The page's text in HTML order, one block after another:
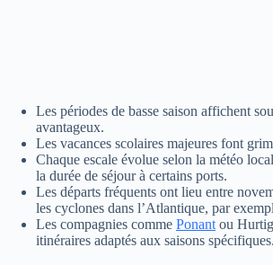
Les périodes de basse saison affichent
avantageux.
Les vacances scolaires majeures font
Chaque escale évolue selon la météo
la durée de séjour à certains ports.
Les départs fréquents ont lieu entre
les cyclones dans l’Atlantique, par
Les compagnies comme Ponant ou
itinéraires adaptés aux saisons spécifiques.